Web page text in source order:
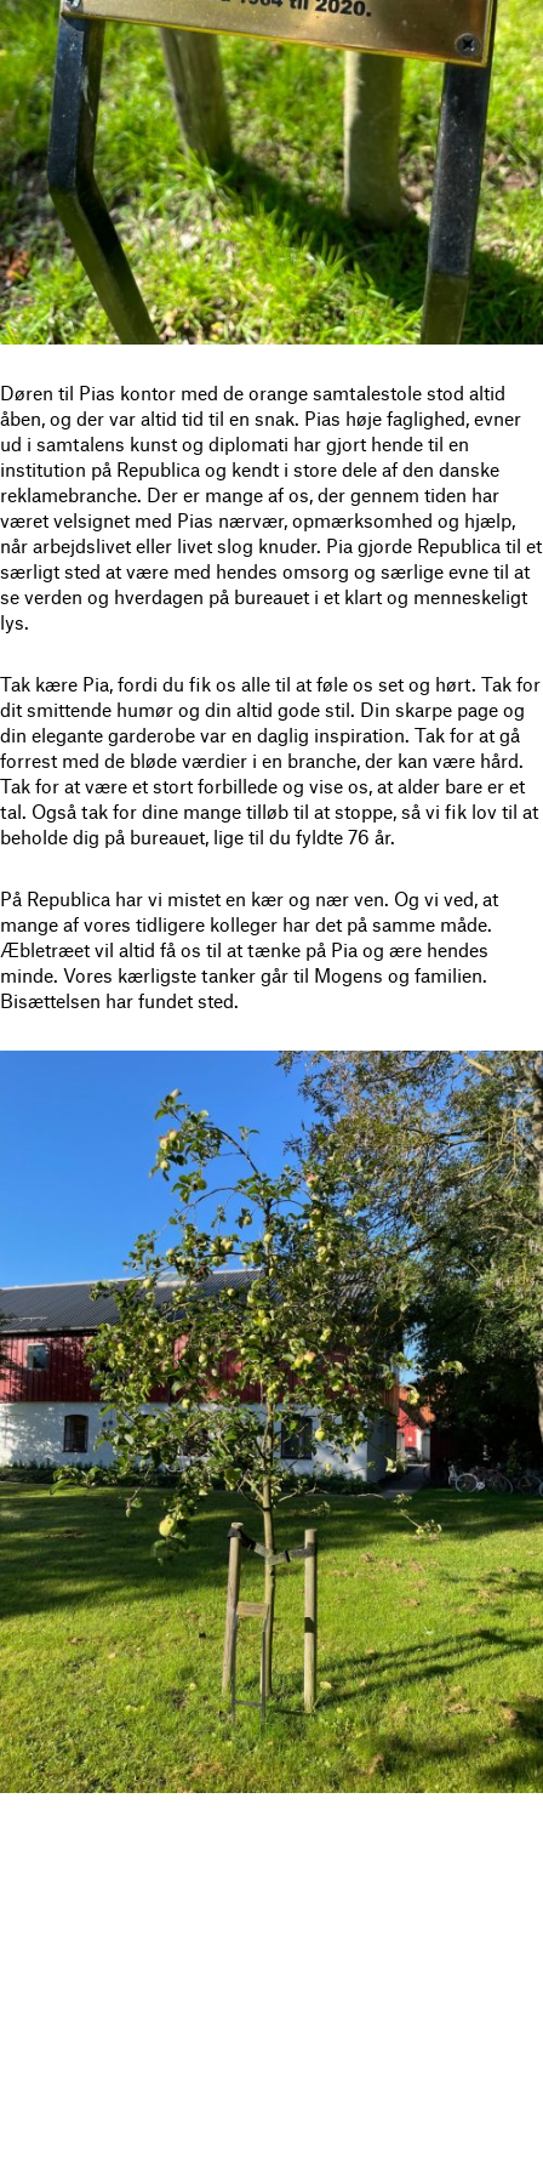
Døren til Pias kontor med de orange samtalestole stod altid
åben, og der var altid tid til en snak. Pias høje faglighed, evner
ud i samtalens kunst og diplomati har gjort hende til en
institution på Republica og kendt i store dele af den danske
reklamebranche. Der er mange af os, der gennem tiden har
været velsignet med Pias nærvær, opmærksomhed og hjælp,
når arbejdslivet eller livet slog knuder. Pia gjorde Republica til et
særligt sted at være med hendes omsorg og særlige evne til at
se verden og hverdagen på bureauet i et klart og menneskeligt
lys.
Tak kære Pia, fordi du fik os alle til at føle os set og hørt. Tak for
dit smittende humør og din altid gode stil. Din skarpe page og
din elegante garderobe var en daglig inspiration. Tak for at gå
forrest med de bløde værdier i en branche, der kan være hård.
Tak for at være et stort forbillede og vise os, at alder bare er et
tal. Også tak for dine mange tilløb til at stoppe, så vi fik lov til at
beholde dig på bureauet, lige til du fyldte 76 år.
På Republica har vi mistet en kær og nær ven. Og vi ved, at
mange af vores tidligere kolleger har det på samme måde.
Æbletræet vil altid få os til at tænke på Pia og ære hendes
minde. Vores kærligste tanker går til Mogens og familien.
Bisættelsen har fundet sted.